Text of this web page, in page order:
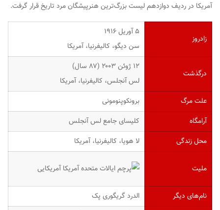
آمریکا در ردیف دوازدهم لیست بزرگ‌ترین هنرپیشگان مرد تاریخ قرار گرفت.
زادروز
۵ آوریل ۱۹۱۶
سن دیگو، کالیفرنیا، آمریکا
درگذشت
۱۲ ژوئن ۲۰۰۳ (۸۷ سال)
لس آنجلس، کالیفرنیا، آمریکا
علت مرگ
برونکوپنومونی
آرامگاه
کلیسای جامع لس آنجلس
محل زندگی
لا هویا، کالیفرنیا، آمریکا
ملیت آمریکایی
نام‌های دیگر الدرد گریگوری پک